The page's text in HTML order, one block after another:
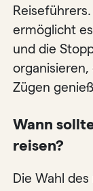
ermöglicht
und die
organisieren,
Zügen
Wann
reisen?
Die Wahl